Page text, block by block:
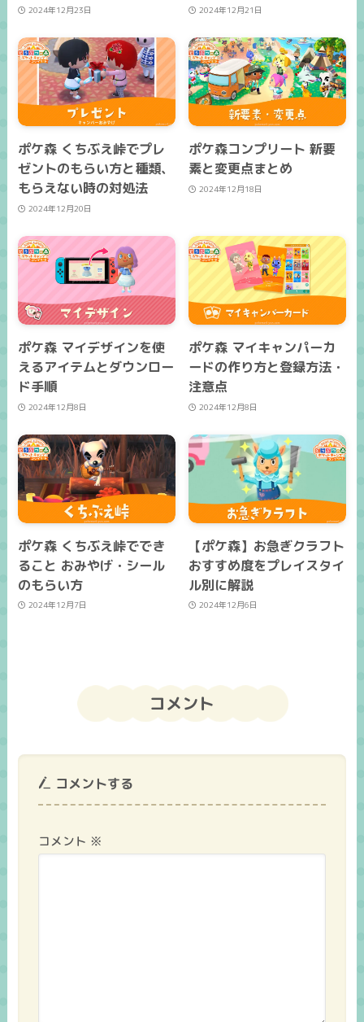
2024年12月23日 2024年12月21日
ポケ森 くちぶえ峠でプレ
ゼントのもらい方と種類、
もらえない時の対処法
2024年12月20日
ポケ森コンプリート 新要
素と変更点まとめ
2024年12月18日
ポケ森 マイデザインを使
えるアイテムとダウンロー
ド手順
2024年12月8日
ポケ森 マイキャンパーカ
ードの作り方と登録方法・
注意点
2024年12月8日
ポケ森 くちぶえ峠ででき
ること おみやげ・シール
のもらい方
2024年12月7日
【ポケ森】お急ぎクラフト
おすすめ度をプレイスタイ
ル別に解説
2024年12月6日
コメント
コメントする
コメント ※